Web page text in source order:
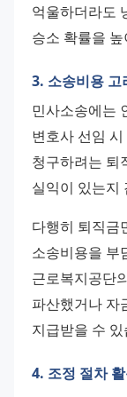
억울하더라도
승소 확률을
3. 소송비용 고
민사소송에는
변호사 선임
청구하려는 퇴
실익이 있는지
다행히 퇴직금
소송비용을 부
근로복지공단
파산했거나 자
지급받을 수
4. 조정 절차